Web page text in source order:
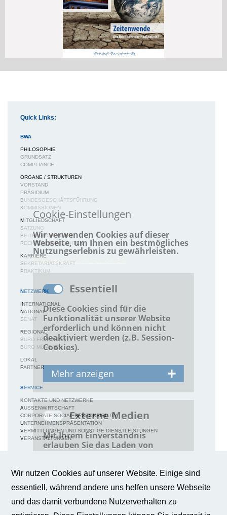
Quick Links:
BWA
PHILOSOPHIE
GRUNDSATZ
COMPLIANCE
ORGANE / STRUKTUREN
VORSTAND
PRÄSIDIUM
BUNDESGESCHÄFTSFÜHRUNG
KOMMISSIONEN
MITGLIEDSCHAFT
SATZUNG
BEITRAGSORDNUNG
RECHTE UND PFLICHTEN
KARRIERE
SEKRETARIATSKRAFT
PRAKTIKUM
NETZWERK
INTERNATIONAL
NATIONAL
SENAT
REGIONAL
BÜRO FRANKFURT
BÜRO MÜNCHEN
LOKAL
PARTNER
SERVICE
KONTAKTE UND NETZWERKE
AUSSENWIRTSCHAFT
CORPORATE SOCIAL RESPONSIBILITY
UNTERNEHMENSPRÄSENTATION
VERMITTLUNGEN UND SONSTIGE DIENSTLEISTUNGEN
VERANSTALTUNGEN
NEWS / BERICHTE / ARTIKEL
BROSCHÜREN
FAQS
Wir nutzen Cookies auf unserer Website. Einige sind
essentiell, während andere uns helfen unsere Webseite
und das damit verbundene Nutzerverhalten zu
Cookie-Einstellungen
Wir verwenden Cookies auf dieser
Webseite, um Ihnen ein bestmögliches
Nutzungserlebnis zu gewährleisten.
Weitere Informationen
Essentiell
Diese Cookies sind für die
Funktionalität unserer Website
erforderlich und können nicht
deaktiviert werden (z.B. Session-
Cookies).
Mehr anzeigen
Consent
Tool
Mehr
anzeigen
Firma Bundesverband für
Wirtschaftsförderung
und Außenwirtschaft
Global Economic
Network e.V.
Anbieter Bundesverband für
Wirtschaftsförderung
und Außenwirtschaft
Global Economic
Network e.V.
Externe Medien
Mit Ihrem Einverständnis
erlauben Sie das Laden von
externen Medien.
Youtube Mehr anzeigen